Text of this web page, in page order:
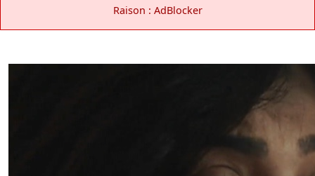
Raison : AdBlocker